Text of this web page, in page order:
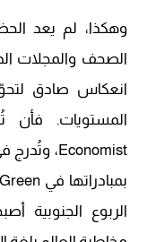
وهكذا، لم يعد
الصحف والمجلات
انعكاس صادق
الربوع الجنوبية